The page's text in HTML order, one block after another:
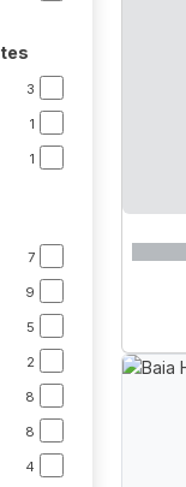
3
1
1
7
9
5
2
8
8
4